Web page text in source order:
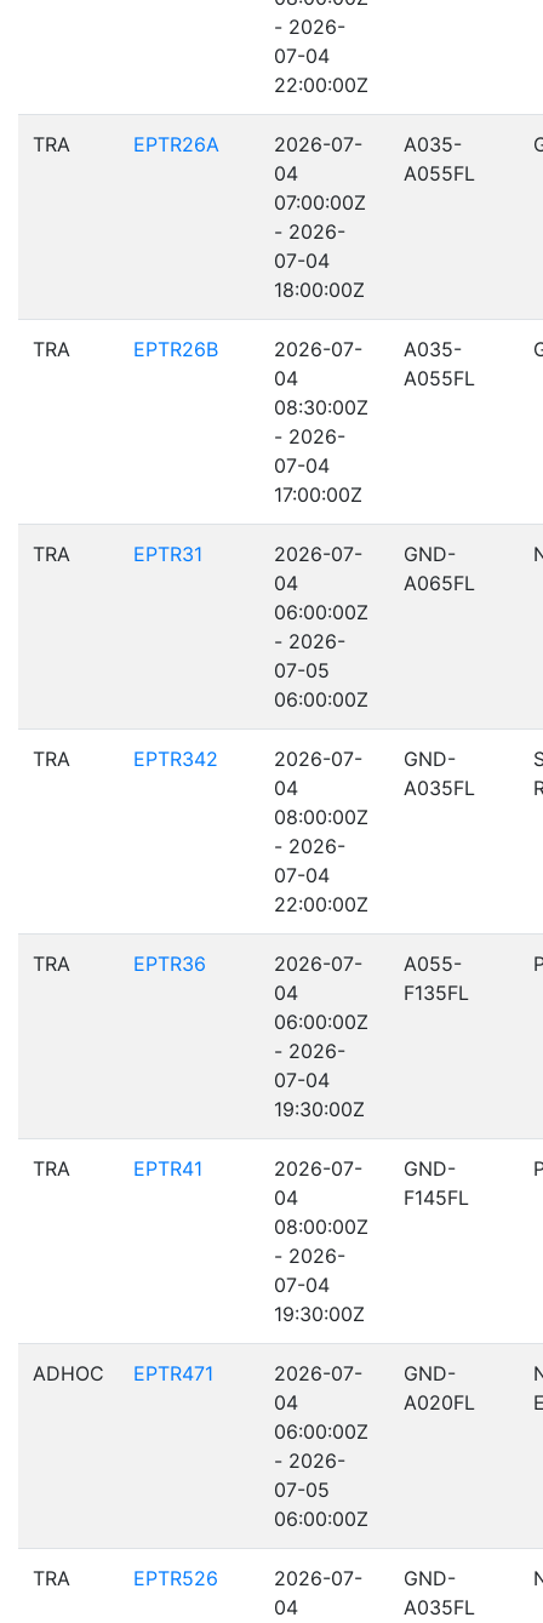
- 2026-
07-04
22:00:00Z
TRA EPTR26A
2026-07-
04
07:00:00Z
- 2026-
07-04
18:00:00Z
A035-
A055FL
TRA EPTR26B
2026-07-
04
08:30:00Z
- 2026-
07-04
17:00:00Z
A035-
A055FL
TRA EPTR31
2026-07-
04
06:00:00Z
- 2026-
07-05
06:00:00Z
GND-
A065FL
TRA EPTR342
2026-07-
04
08:00:00Z
- 2026-
07-04
22:00:00Z
GND-
A035FL
TRA EPTR36
2026-07-
04
06:00:00Z
- 2026-
07-04
19:30:00Z
A055-
F135FL
TRA EPTR41
2026-07-
04
08:00:00Z
- 2026-
07-04
19:30:00Z
GND-
F145FL
ADHOC EPTR471
2026-07-
04
06:00:00Z
- 2026-
07-05
06:00:00Z
GND-
A020FL
TRA EPTR526
2026-07-
04
GND-
A035FL